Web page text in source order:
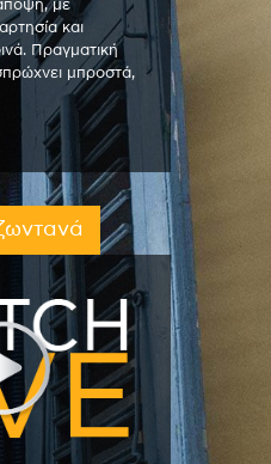
με
και
Πραγματική
μπροστά,